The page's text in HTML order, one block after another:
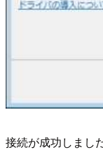
接続が成功しまし